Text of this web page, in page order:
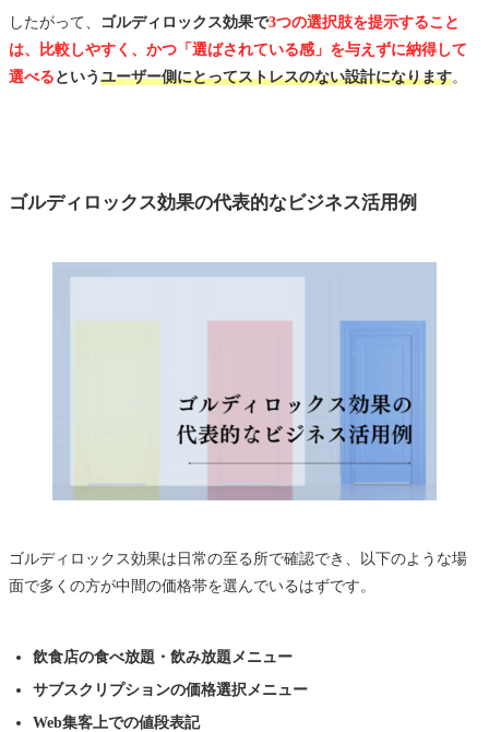
したがって、 ゴルディロックス効果で3つの選択肢を提示すること
は、比較しやすく、かつ「選ばされている感」を与えずに納得して
選べるというユーザー側にとってストレスのない設計になります。
ゴルディロックス効果の代表的なビジネス活用例
ゴルディロックス効果は日常の至る所で確認でき、以下のような場
面で多くの方が中間の価格帯を選んでいるはずです。
飲食店の食べ放題・飲み放題メニュー
サブスクリプションの価格選択メニュー
Web集客上での値段表記